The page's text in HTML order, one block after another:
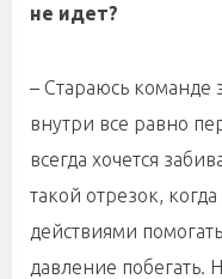
не идет?
– Стараюсь команде
внутри все равно
всегда хочется
такой отрезок,
действиями
давление побегать.